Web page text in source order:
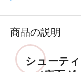
商品の説明
シューテ